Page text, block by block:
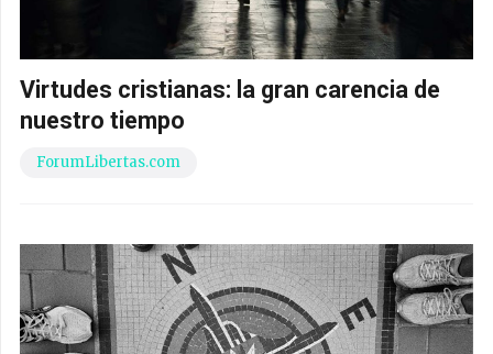
Virtudes cristianas: la gran carencia de
nuestro tiempo
ForumLibertas.com